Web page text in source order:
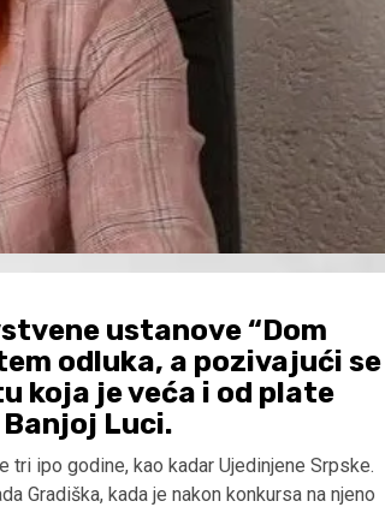
ustanove “Dom
odluka, a pozivajući se
koja je veća i od plate
Luci.
tri ipo godine, kao kadar Ujedinjene Srpske.
Gradiška, kada je nakon konkursa na njeno